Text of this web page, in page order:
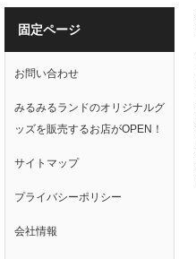
固定ページ
お問い合わせ
みるみるランドのオリジナルグ
ッズを販売するお店がOPEN！
サイトマップ
プライバシーポリシー
会社情報